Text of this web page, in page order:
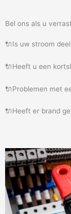
Bel ons als u
🔌Is uw stroom
🔌Heeft u een
🔌Problemen met
🔌Heeft er brand